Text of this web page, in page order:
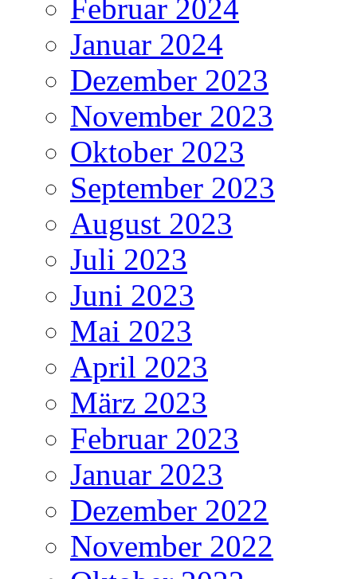
Februar 2024
Januar 2024
Dezember 2023
November 2023
Oktober 2023
September 2023
August 2023
Juli 2023
Juni 2023
Mai 2023
April 2023
März 2023
Februar 2023
Januar 2023
Dezember 2022
November 2022